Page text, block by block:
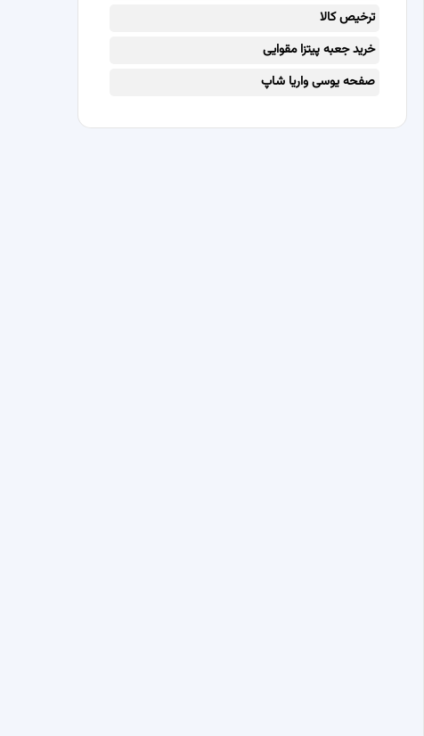
ترخیص کالا
خرید جعبه پیتزا مقوایی
صفحه یوسی واریا شاپ